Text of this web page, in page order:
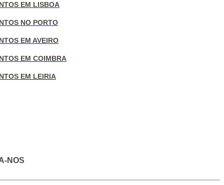
EM LISBOA
NO PORTO
EM AVEIRO
EM COIMBRA
EM LEIRIA
NOS